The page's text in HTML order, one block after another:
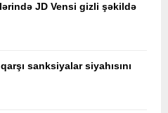
JD Vensi gizli şəkildə
sanksiyalar siyahısını